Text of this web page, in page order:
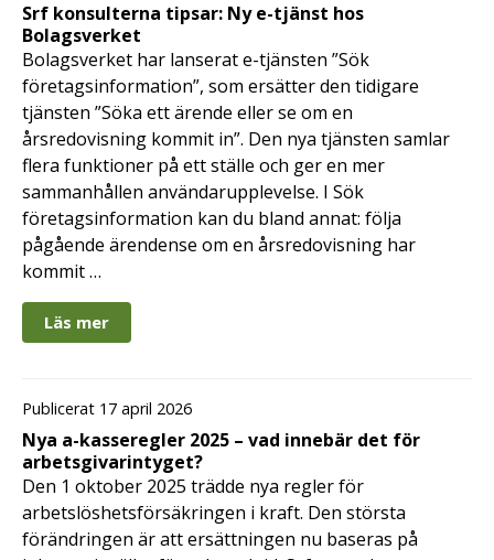
Srf konsulterna tipsar: Ny e-tjänst hos
Bolagsverket
Bolagsverket har lanserat e-tjänsten ”Sök
företagsinformation”, som ersätter den tidigare
tjänsten ”Söka ett ärende eller se om en
årsredovisning kommit in”. Den nya tjänsten samlar
flera funktioner på ett ställe och ger en mer
sammanhållen användarupplevelse. I Sök
företagsinformation kan du bland annat: följa
pågående ärendense om en årsredovisning har
kommit …
Läs mer
Publicerat 17 april 2026
Nya a-kasseregler 2025 – vad innebär det för
arbetsgivarintyget?
Den 1 oktober 2025 trädde nya regler för
arbetslöshetsförsäkringen i kraft. Den största
förändringen är att ersättningen nu baseras på